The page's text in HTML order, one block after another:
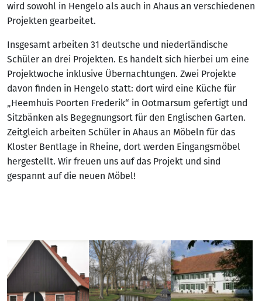
wird sowohl in Hengelo als auch in Ahaus an verschiedenen
Projekten gearbeitet.
Insgesamt arbeiten 31 deutsche und niederländische
Schüler an drei Projekten. Es handelt sich hierbei um eine
Projektwoche inklusive Übernachtungen. Zwei Projekte
davon finden in Hengelo statt: dort wird eine Küche für
„Heemhuis Poorten Frederik“ in Ootmarsum gefertigt und
Sitzbänken als Begegnungsort für den Englischen Garten.
Zeitgleich arbeiten Schüler in Ahaus an Möbeln für das
Kloster Bentlage in Rheine, dort werden Eingangsmöbel
hergestellt. Wir freuen uns auf das Projekt und sind
gespannt auf die neuen Möbel!